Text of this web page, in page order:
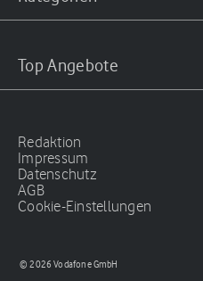
Top Angebote
Redaktion
Impressum
Datenschutz
AGB
Cookie-Einstellungen
© 2026 Vodafone GmbH